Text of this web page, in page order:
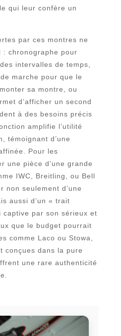
qui leur confère un
par ces montres ne
: chronographe pour
intervalles de temps,
marche pour que le
sa montre, ou
d’afficher un second
à des besoins précis
amplifie l’utilité
témoignant d’une
Pour les
une pièce d’une grande
IWC, Breitling, ou Bell
non seulement d’une
aussi d’un « trait
captive par son sérieux et
que le budget pourrait
comme Laco ou Stowa,
conçues dans la pure
une rare authenticité